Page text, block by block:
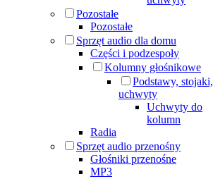
Pozostałe
Pozostałe
Sprzęt audio dla domu
Części i podzespoły
Kolumny głośnikowe
Podstawy, stojaki,
uchwyty
Uchwyty do
kolumn
Radia
Sprzęt audio przenośny
Głośniki przenośne
MP3